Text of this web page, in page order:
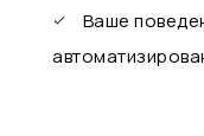
Ваше